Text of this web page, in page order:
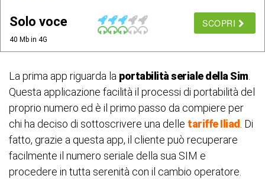
Solo voce
40 Mb in 4G
SCOPRI
La prima app riguarda la portabilità seriale della Sim.
Questa applicazione facilità il processi di portabilità del
proprio numero ed è il primo passo da compiere per
chi ha deciso di sottoscrivere una delle tariffe Iliad. Di
fatto, grazie a questa app, il cliente può recuperare
facilmente il numero seriale della sua SIM e
procedere in tutta serenità con il cambio operatore.